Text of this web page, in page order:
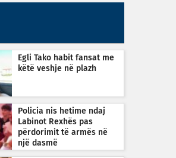
Egli Tako habit fansat me
këtë veshje në plazh
Policia nis hetime ndaj
Labinot Rexhës pas
përdorimit të armës në
një dasmë